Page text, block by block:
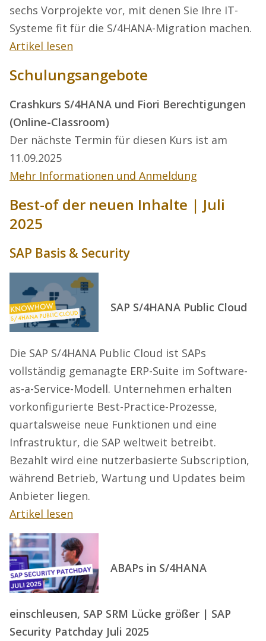
sechs Vorprojekte vor, mit denen Sie Ihre IT-
Systeme fit für die S/4HANA-Migration machen.
Artikel lesen
Schulungsangebote
Crashkurs S/4HANA und Fiori Berechtigungen
(Online-Classroom)
Der nächste Termin für diesen Kurs ist am
11.09.2025
Mehr Informationen und Anmeldung
Best-of der neuen Inhalte | Juli
2025
SAP Basis & Security
SAP S/4HANA Public Cloud
Die SAP S/4HANA Public Cloud ist SAPs
vollständig gemanagte ERP-Suite im Software-
as-a-Service-Modell. Unternehmen erhalten
vorkonfigurierte Best-Practice-Prozesse,
quartalsweise neue Funktionen und eine
Infrastruktur, die SAP weltweit betreibt.
Bezahlt wird eine nutzerbasierte Subscription,
während Betrieb, Wartung und Updates beim
Anbieter liegen.
Artikel lesen
ABAPs in S/4HANA
einschleusen, SAP SRM Lücke größer | SAP
Security Patchday Juli 2025